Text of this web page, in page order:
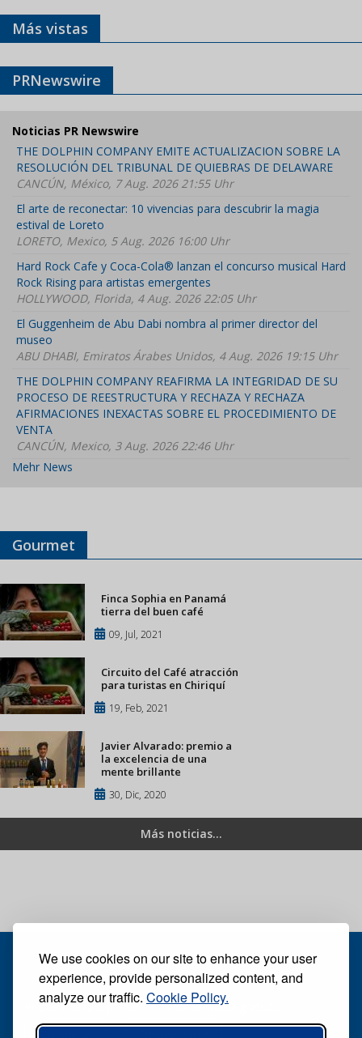
We use cookies on our site to enhance your user
experience, provide personalized content, and
analyze our traffic. Cookie Policy.
Más vistas
PRNewswire
Noticias PR Newswire
THE DOLPHIN COMPANY EMITE ACTUALIZACION SOBRE LA
RESOLUCIÓN DEL TRIBUNAL DE QUIEBRAS DE DELAWARE
CANCÚN, México, 7 Aug. 2026 21:55 Uhr
El arte de reconectar: 10 vivencias para descubrir la magia
estival de Loreto
LORETO, Mexico, 5 Aug. 2026 16:00 Uhr
Hard Rock Cafe y Coca-Cola® lanzan el concurso musical Hard
Rock Rising para artistas emergentes
HOLLYWOOD, Florida, 4 Aug. 2026 22:05 Uhr
El Guggenheim de Abu Dabi nombra al primer director del
museo
ABU DHABI, Emiratos Árabes Unidos, 4 Aug. 2026 19:15 Uhr
THE DOLPHIN COMPANY REAFIRMA LA INTEGRIDAD DE SU
PROCESO DE REESTRUCTURA Y RECHAZA Y RECHAZA
AFIRMACIONES INEXACTAS SOBRE EL PROCEDIMIENTO DE
VENTA
CANCÚN, Mexico, 3 Aug. 2026 22:46 Uhr
Mehr News
Gourmet
Finca Sophia en Panamá
tierra del buen café
09, Jul, 2021
Circuito del Café atracción
para turistas en Chiriquí
19, Feb, 2021
Javier Alvarado: premio a
la excelencia de una
mente brillante
30, Dic, 2020
Más noticias...
Recibe nuestro periódico digital semanal gratuito
Suscribirse